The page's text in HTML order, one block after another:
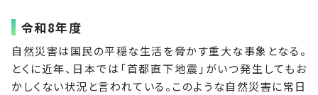
令和8年度
自然災害は国民の平穏な生活を脅かす重大な事象となる。
とくに近年、日本では「首都直下地震」がいつ発生してもお
かしくない状況と言われている。このような自然災害に常日